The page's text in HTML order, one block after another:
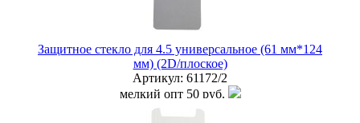
Защитное стекло для 4.5 универсальное (61 мм*124
мм) (2D/плоское)
Артикул: 61172/2
мелкий опт 50 руб.
опт
35 руб.